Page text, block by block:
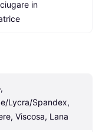
in
Lycra/Spandex,
Viscosa, Lana